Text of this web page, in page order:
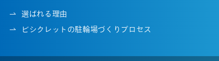
選ばれる理由
ビシクレットの駐輪場づくりプロセス